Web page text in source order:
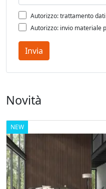
Autorizzo: trattamento
Autorizzo: invio materiale
Invia
Novità
NEW